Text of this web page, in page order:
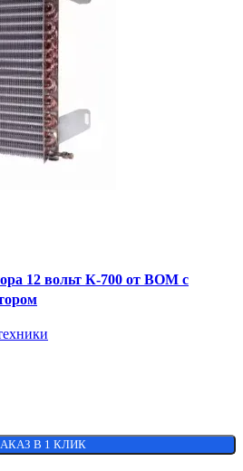
12 вольт К-700 от ВОМ с
В 1 КЛИК